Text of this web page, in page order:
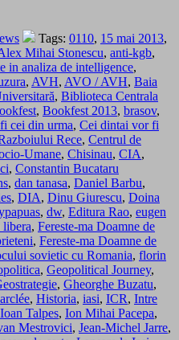
Tags: 0110, 15 mai 2013,
Mihai Stonescu, anti-kgb,
in analiza de intelligence,
, AVH, AVO / AVH, Baia
, Biblioteca Centrala
, Bookfest 2013, brasov,
cei din urma, Cei dintai vor fi
Rece, Centrul de
Umane, Chisinau, CIA,
, Constantin Bucataru
, dan tanasa, Daniel Barbu,
, DIA, Dinu Giurescu, Doina
, dw, Editura Rao, eugen
libera, Fereste-ma Doamne de
, Fereste-ma Doamne de
sovietic cu Romania, florin
, Geopolitical Journey,
, Gheorghe Buzatu,
, Historia, iasi, ICR, Intre
Ioan Talpes, Ion Mihai Pacepa,
Mestrovici, Jean-Michel Jarre,